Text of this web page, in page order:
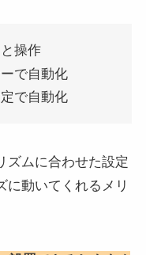
操作
で自動化
で自動化
ズムに合わせた設定
に動いてくれるメリ